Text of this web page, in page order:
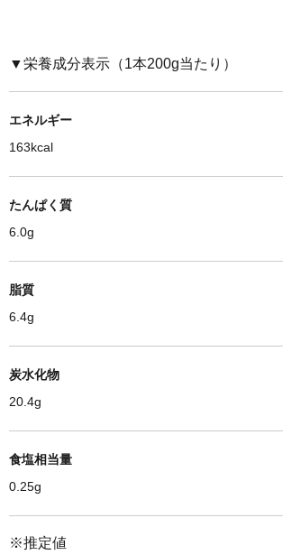
▼栄養成分表示（1本200g当たり ）
エネルギー
163kcal
たんぱく質
6.0g
脂質
6.4g
炭水化物
20.4g
食塩相当量
0.25g
※推定値